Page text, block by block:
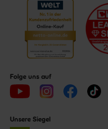
Folge uns auf
Unsere Siegel